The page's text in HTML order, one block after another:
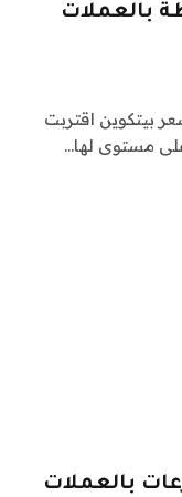
بالعملات
بيتكوين اقتربت
بالعملات